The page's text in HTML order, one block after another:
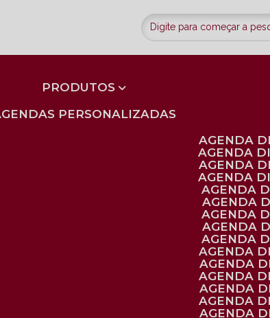
PRODUTOS
AGENDAS PERSONALIZADAS
AGENDA
AGENDA
AGENDA
AGENDA
AGENDA
AGENDA
AGENDA
AGENDA
AGENDA
AGENDA
AGENDA
AGENDA
AGENDA
AGENDA
AGENDA